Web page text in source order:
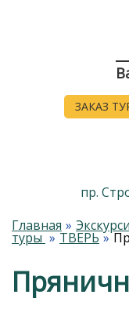
ЗАКАЗ
пр.
Главная
туры ТВЕРЬ